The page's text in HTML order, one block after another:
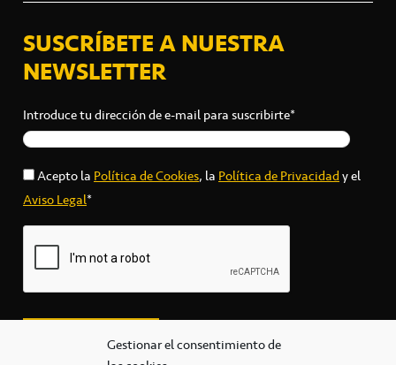
Gestionar el consentimiento de
SUSCRÍBETE A NUESTRA
NEWSLETTER
Introduce tu dirección de e-mail para suscribirte*
Acepto laPolítica de Cookies, laPolítica de Privacidady el
Aviso Legal*